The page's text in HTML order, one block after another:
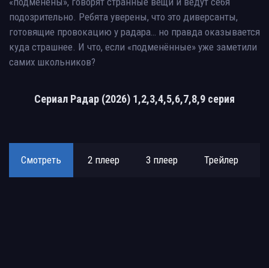
подозрительно. Ребята уверены, что это диверсанты,
готовящие провокацию у радара… но правда оказывается
куда страшнее. И что, если «подменённые» уже заметили
самих школьников?
Сериал Радар (2026) 1,2,3,4,5,6,7,8,9 серия
Смотреть 2 плеер 3 плеер Трейлер